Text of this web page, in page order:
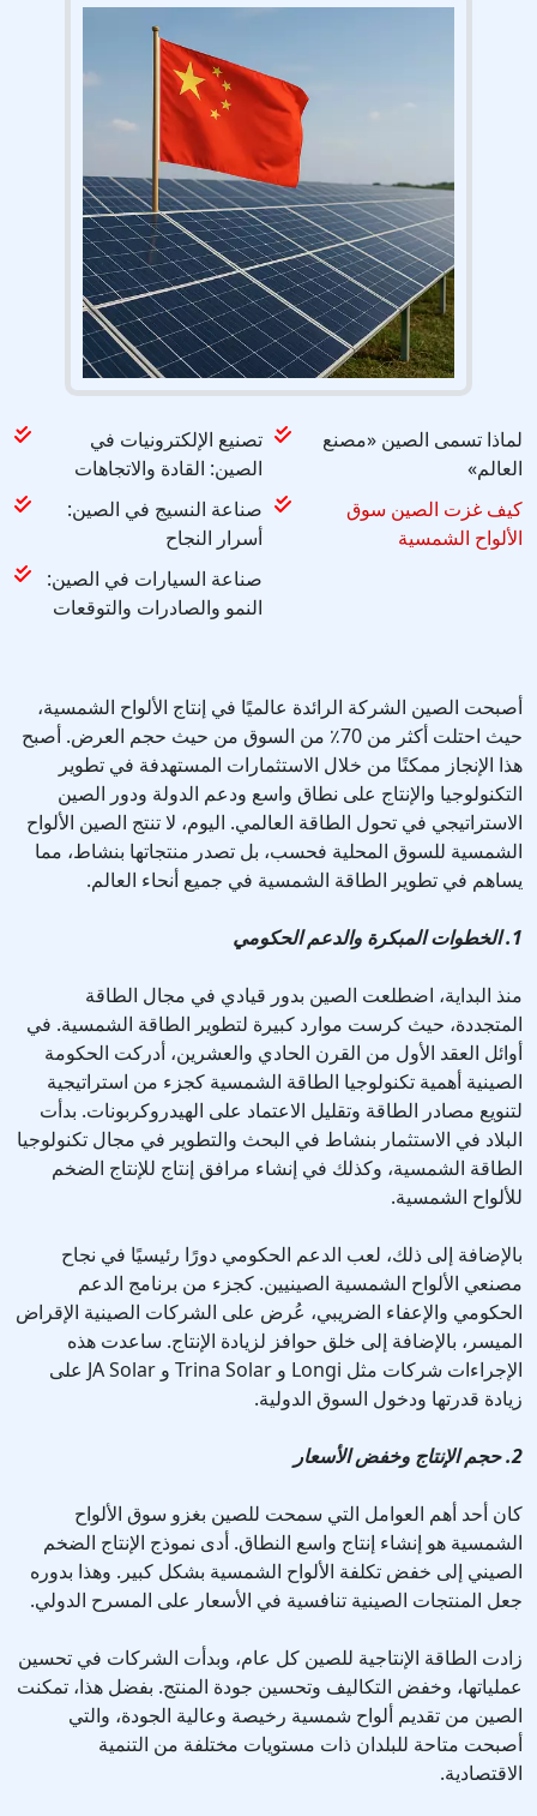
تصنيع الإلكترونيات في
الصين: القادة والاتجاهات
لماذا تسمى الصين «مصنع
العالم»
صناعة النسيج في الصين:
أسرار النجاح
كيف غزت الصين سوق
الألواح الشمسية
صناعة السيارات في الصين:
النمو والصادرات والتوقعات
أصبحت الصين الشركة الرائدة عالميًا في إنتاج الألواح الشمسية،
حيث احتلت أكثر من 70٪ من السوق من حيث حجم العرض. أصبح
هذا الإنجاز ممكنًا من خلال الاستثمارات المستهدفة في تطوير
التكنولوجيا والإنتاج على نطاق واسع ودعم الدولة ودور الصين
الاستراتيجي في تحول الطاقة العالمي. اليوم، لا تنتج الصين الألواح
الشمسية للسوق المحلية فحسب، بل تصدر منتجاتها بنشاط، مما
يساهم في تطوير الطاقة الشمسية في جميع أنحاء العالم.
1. الخطوات المبكرة والدعم الحكومي
منذ البداية، اضطلعت الصين بدور قيادي في مجال الطاقة
المتجددة، حيث كرست موارد كبيرة لتطوير الطاقة الشمسية. في
أوائل العقد الأول من القرن الحادي والعشرين، أدركت الحكومة
الصينية أهمية تكنولوجيا الطاقة الشمسية كجزء من استراتيجية
لتنويع مصادر الطاقة وتقليل الاعتماد على الهيدروكربونات. بدأت
البلاد في الاستثمار بنشاط في البحث والتطوير في مجال تكنولوجيا
الطاقة الشمسية، وكذلك في إنشاء مرافق إنتاج للإنتاج الضخم
للألواح الشمسية.
بالإضافة إلى ذلك، لعب الدعم الحكومي دورًا رئيسيًا في نجاح
مصنعي الألواح الشمسية الصينيين. كجزء من برنامج الدعم
الحكومي والإعفاء الضريبي، عُرض على الشركات الصينية الإقراض
الميسر، بالإضافة إلى خلق حوافز لزيادة الإنتاج. ساعدت هذه
الإجراءات شركات مثل Longi و Trina Solar و JA Solar على
زيادة قدرتها ودخول السوق الدولية.
2. حجم الإنتاج وخفض الأسعار
كان أحد أهم العوامل التي سمحت للصين بغزو سوق الألواح
الشمسية هو إنشاء إنتاج واسع النطاق. أدى نموذج الإنتاج الضخم
الصيني إلى خفض تكلفة الألواح الشمسية بشكل كبير. وهذا بدوره
جعل المنتجات الصينية تنافسية في الأسعار على المسرح الدولي.
زادت الطاقة الإنتاجية للصين كل عام، وبدأت الشركات في تحسين
عملياتها، وخفض التكاليف وتحسين جودة المنتج. بفضل هذا، تمكنت
الصين من تقديم ألواح شمسية رخيصة وعالية الجودة، والتي
أصبحت متاحة للبلدان ذات مستويات مختلفة من التنمية
الاقتصادية.